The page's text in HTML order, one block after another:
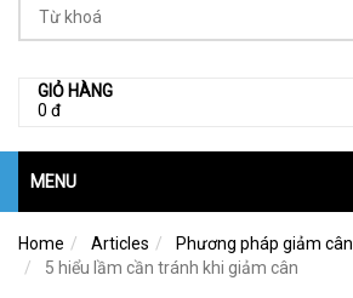
GIỎ HÀNG
0 đ
MENU
Home Articles
Phương pháp giảm cân
5 hiểu lầm cần tránh khi giảm cân